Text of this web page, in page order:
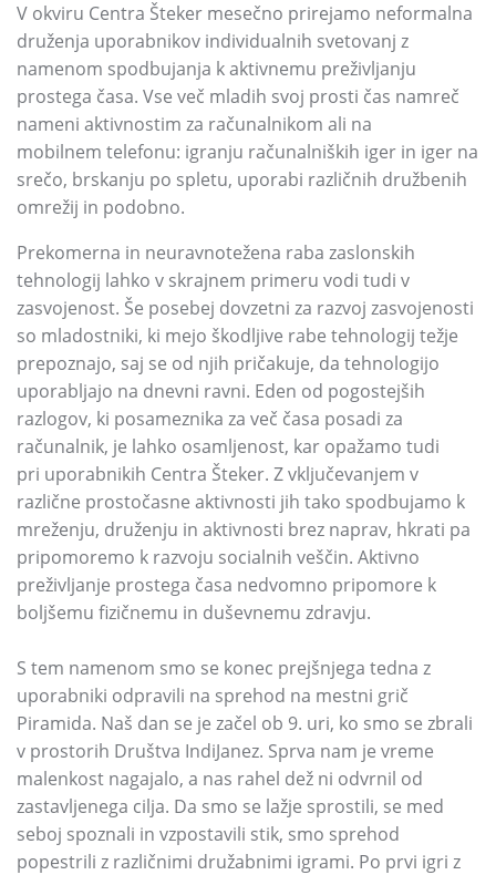
V okviru Centra Šteker mesečno prirejamo neformalna
druženja uporabnikov individualnih svetovanj z
namenom spodbujanja k aktivnemu preživljanju
prostega časa. Vse več mladih svoj prosti čas namreč
nameni aktivnostim za računalnikom ali na
mobilnem telefonu: igranju računalniških iger in iger na
srečo, brskanju po spletu, uporabi različnih družbenih
omrežij in podobno.
Prekomerna in neuravnotežena raba zaslonskih
tehnologij lahko v skrajnem primeru vodi tudi v
zasvojenost. Še posebej dovzetni za razvoj zasvojenosti
so mladostniki, ki mejo škodljive rabe tehnologij težje
prepoznajo, saj se od njih pričakuje, da tehnologijo
uporabljajo na dnevni ravni. Eden od pogostejših
razlogov, ki posameznika za več časa posadi za
računalnik, je lahko osamljenost, kar opažamo tudi
pri uporabnikih Centra Šteker. Z vključevanjem v
različne prostočasne aktivnosti jih tako spodbujamo k
mreženju, druženju in aktivnosti brez naprav, hkrati pa
pripomoremo k razvoju socialnih veščin. Aktivno
preživljanje prostega časa nedvomno pripomore k
boljšemu fizičnemu in duševnemu zdravju.
S tem namenom smo se konec prejšnjega tedna z
uporabniki odpravili na sprehod na mestni grič
Piramida. Naš dan se je začel ob 9. uri, ko smo se zbrali
v prostorih Društva IndiJanez. Sprva nam je vreme
malenkost nagajalo, a nas rahel dež ni odvrnil od
zastavljenega cilja. Da smo se lažje sprostili, se med
seboj spoznali in vzpostavili stik, smo sprehod
popestrili z različnimi družabnimi igrami. Po prvi igri z